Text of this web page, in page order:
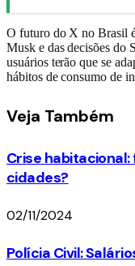
O futuro do X no Brasil
Musk e das decisões do
usuários terão que se
hábitos de consumo de
Veja Também
Crise
cidades?
02/11/2024
Polícia Civil: